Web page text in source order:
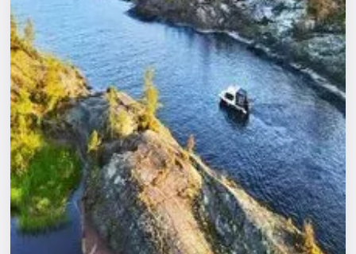
Города
Площадки
Артисты
Рейтинги